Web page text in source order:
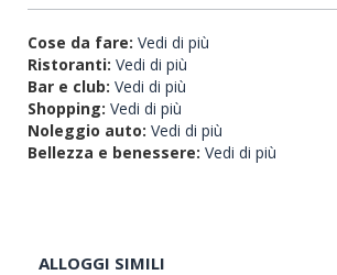
Cose da fare: Vedi di più
Ristoranti: Vedi di più
Bar e club: Vedi di più
Shopping: Vedi di più
Noleggio auto: Vedi di più
Bellezza e benessere: Vedi di più
ALLOGGI SIMILI